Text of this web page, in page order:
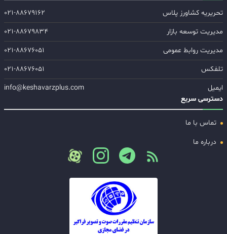
تحریریه کشاورز پلاس
۰۲۱-۸۸۶۷۹۱۶۲
مدیریت توسعه بازار
۰۲۱-۸۸۶۷۹۸۳۴
مدیریت روابط عمومی
۰۲۱-۸۸۶۷۶۰۵۱
تلفکس
۰۲۱-۸۸۶۷۶۰۵۱
ایمیل
info@keshavarzplus.com
دسترسی سریع
تماس با ما
درباره ما